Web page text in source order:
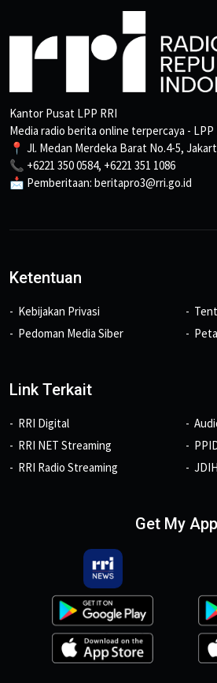
Kantor Pusat LPP RRI
Media radio berita online terpercaya - LPP
📍 Jl. Medan Merdeka Barat No.4-5,
📞 +6221 350 0584, +6221 351 1086
📩 Pemberitaan: beritapro3@rri.go.id
Ketentuan
Kebijakan Privasi
Pedoman Media Siber
Link Terkait
RRI Digital
RRI NET Streaming
RRI Radio Streaming
Get My App